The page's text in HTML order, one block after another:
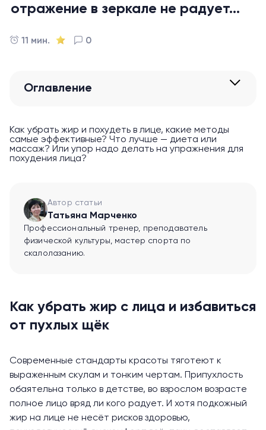
отражение в зеркале не радует...
11 мин. 0
Оглавление
Как убрать жир и похудеть в лице, какие методы
самые эффективные? Что лучше — диета или
массаж? Или упор надо делать на упражнения для
похудения лица?
Автор статьи
Татьяна Марченко
Профессиональный тренер, преподаватель
физической культуры, мастер спорта по
скалолазанию.
Как убрать жир с лица и избавиться
от пухлых щёк
Современные стандарты красоты тяготеют к
выраженным скулам и тонким чертам. Припухлость
обаятельна только в детстве, во взрослом возрасте
полное лицо вряд ли кого радует. И хотя подкожный
жир на лице не несёт рисков здоровью,